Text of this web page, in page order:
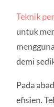
Teknik
untuk
demi
Pada
efisien.